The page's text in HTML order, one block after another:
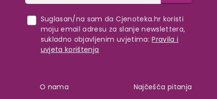
Suglasan/na sam da Cjenoteka.hr koristi
moju email adresu za slanje newslettera,
sukladno objavljenim uvjetima: Pravila i
uvjeta korištenja
O nama Najčešća pitanja